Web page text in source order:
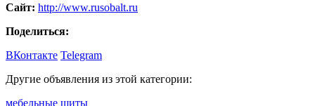
Сайт: http://www.rusobalt.ru
Поделиться:
ВКонтакте Telegram
Другие объявления из этой категории:
мебельные щиты